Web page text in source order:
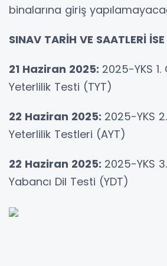
binalarına giriş
SINAV TARİH VE SAATLERİ İSE
21 Haziran 2025: 2025-YKS
Yeterlilik Testi (TYT)
22 Haziran 2025: 2025-YKS
Yeterlilik Testleri (AYT)
22 Haziran 2025: 2025-YKS
Yabancı Dil Testi (YDT)